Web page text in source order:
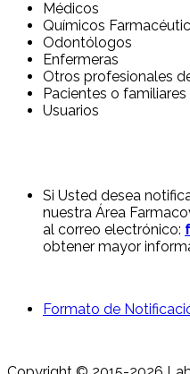
Médicos
Químicos
Odontólogos
Enfermeras
Otros profesionales
Pacientes o familiares
Usuarios
Si Usted desea
nuestra Área
al correo electrónico:
obtener mayor
Formato de